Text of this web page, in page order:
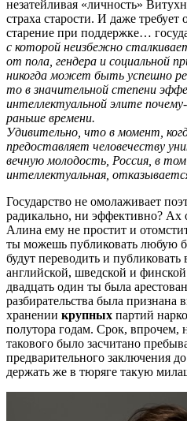
незатейливая «личность»
страха старости. И даже
старение при поддержке…
с которой неизбежно
от пола, гендера и социальной
никогда может быть успешно
то в значительной степени
интеллектуальной элите
раньше времени.
Удивительно, что в момент,
предоставляет человечеству
вечную молодость, Россия, в том
интеллектуальная,
Государство не омолаживает
радикально, ни эффективно? Ах
Алина ему не простит и
ты можешь публиковать любую
будут переводить и
английской, шведской и
двадцать один ты была
разбирательства была
хранении крупных партий
полутора годам. Срок, впрочем,
такового было засчитано
предварительного заключения
держать же в тюряге такую